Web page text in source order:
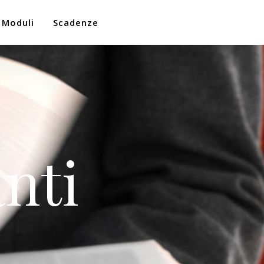
Moduli Scadenze